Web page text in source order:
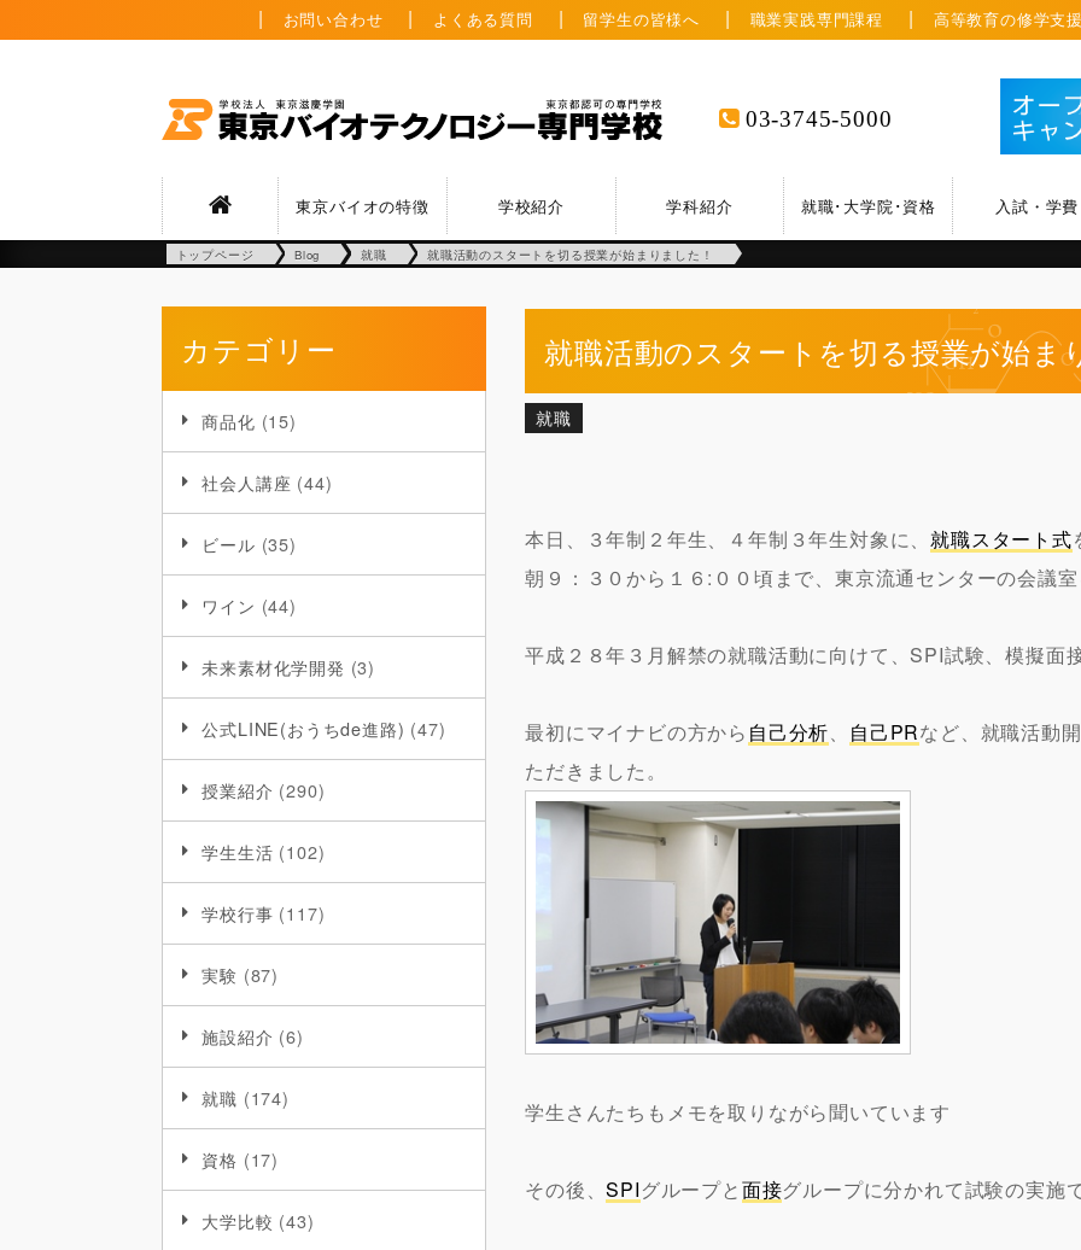
お問い合わせ よくある質問 留学生の皆様へ 職業実践専門課程 高等教育の修学支
03-3745-5000
東京バイオの特徴 学校紹介 学科紹介 就職･大学院･資格 入試・学費
トップページ Blog 就職 就職活動のスタートを切る授業が始まりました！
カテゴリー
商品化 (15)
社会人講座 (44)
ビール (35)
ワイン (44)
未来素材化学開発 (3)
公式LINE(おうちde進路) (47)
授業紹介 (290)
学生生活 (102)
学校行事 (117)
実験 (87)
施設紹介 (6)
就職 (174)
資格 (17)
大学比較 (43)
就職活動のスタートを切る授業が始ま
就職
本日、３年制２年生、４年制３年生対象に、就職スタート式
朝９：３０から１６:００頃まで、東京流通センターの会議
平成２８年３月解禁の就職活動に向けて、SPI試験、模擬面
最初にマイナビの方から 自己分析、 自己PRなど、就職活動
ただきました。
学生さんたちもメモを取りながら聞いています
その後、SPIグループと面接グループに分かれて試験の実施